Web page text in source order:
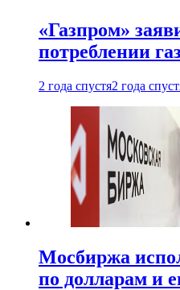
«Газпром»
потреблении
2 года спустя2 года
Мосбиржа
по долларам и